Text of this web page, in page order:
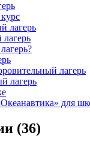
лагерь
лагерь
лагерь
для
(36)